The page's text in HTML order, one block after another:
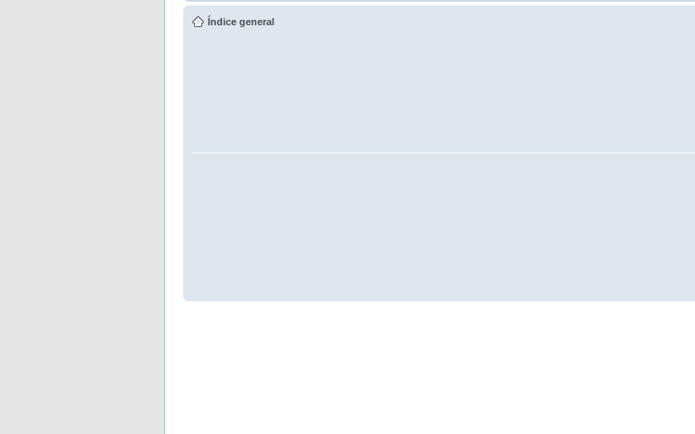
Índice general